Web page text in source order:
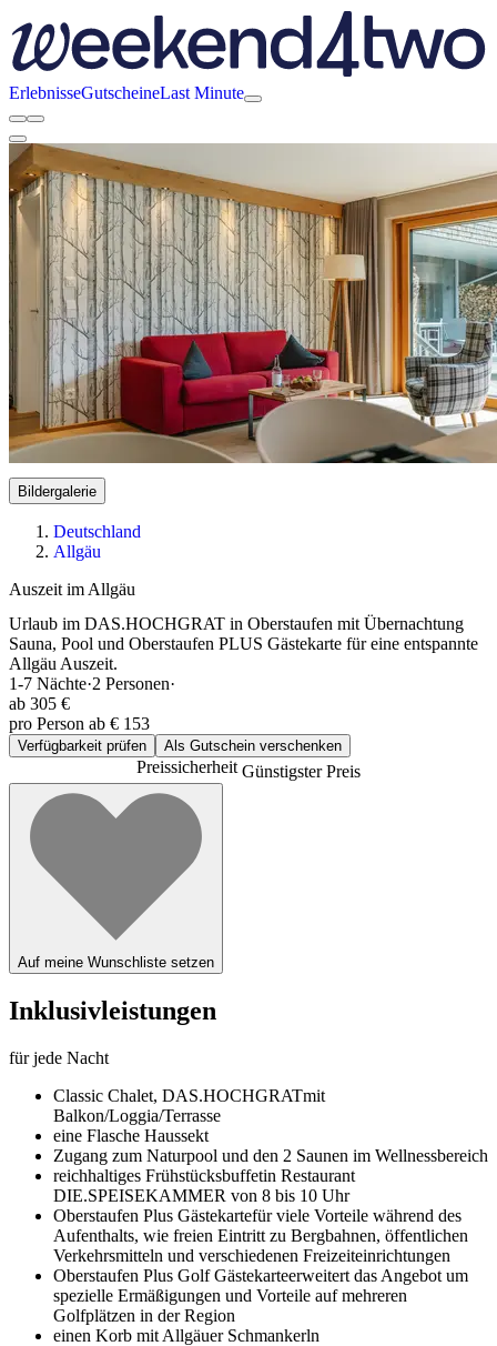
ErlebnisseGutscheineLast Minute
Bildergalerie
Deutschland
Allgäu
Auszeit im Allgäu
Urlaub im DAS.HOCHGRAT in Oberstaufen mit Übernachtung
Sauna, Pool und Oberstaufen PLUS Gästekarte für eine entspannte
Allgäu Auszeit.
1-7 Nächte·2 Personen·
ab 305 €
pro Person ab € 153
Verfügbarkeit prüfen Als Gutschein verschenken
PreissicherheitGünstigster Preis
Auf meine Wunschliste setzen
Inklusivleistungen
für jede Nacht
Classic Chalet, DAS.HOCHGRATmit
Balkon/Loggia/Terrasse
eine Flasche Haussekt
Zugang zum Naturpool und den 2 Saunen im Wellnessbereich
reichhaltiges Frühstücksbuffetin Restaurant
DIE.SPEISEKAMMER von 8 bis 10 Uhr
Oberstaufen Plus Gästekartefür viele Vorteile während des
Aufenthalts, wie freien Eintritt zu Bergbahnen, öffentlichen
Verkehrsmitteln und verschiedenen Freizeiteinrichtungen
Oberstaufen Plus Golf Gästekarteerweitert das Angebot um
spezielle Ermäßigungen und Vorteile auf mehreren
Golfplätzen in der Region
einen Korb mit Allgäuer Schmankerln